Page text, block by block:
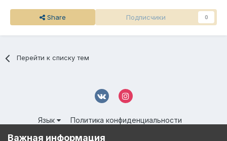
Share Подписчики 0
Перейти к списку тем
Язык
Политика конфиденциальности
Важная информация